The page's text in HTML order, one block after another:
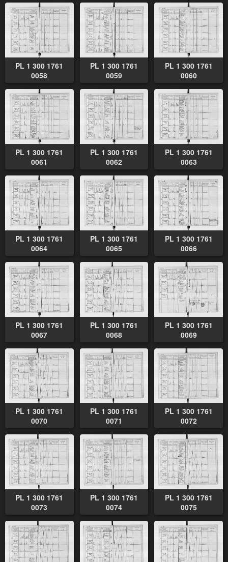
PL 1 300 1761
0058
PL 1 300 1761
0059
PL 1 300 1761
0060
PL 1 300 1761
0061
PL 1 300 1761
0062
PL 1 300 1761
0063
PL 1 300 1761
0064
PL 1 300 1761
0065
PL 1 300 1761
0066
PL 1 300 1761
0067
PL 1 300 1761
0068
PL 1 300 1761
0069
PL 1 300 1761
0070
PL 1 300 1761
0071
PL 1 300 1761
0072
PL 1 300 1761
0073
PL 1 300 1761
0074
PL 1 300 1761
0075